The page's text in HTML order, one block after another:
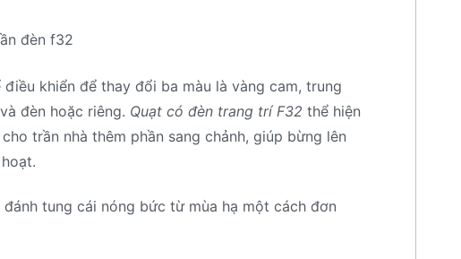
đèn f32
khiển để thay đổi ba màu là vàng cam, trung
đèn hoặc riêng. Quạt có đèn trang trí F32 thể hiện
trần nhà thêm phần sang chảnh, giúp bừng lên
tung cái nóng bức từ mùa hạ một cách đơn